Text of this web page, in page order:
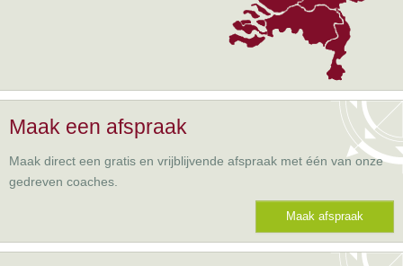
Maak een afspraak
Maak direct een gratis en vrijblijvende afspraak met één van onze
gedreven coaches.
Maak afspraak